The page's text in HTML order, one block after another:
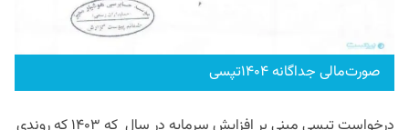
صورت‌مالی جداگانه ۱۴۰۴تپسی